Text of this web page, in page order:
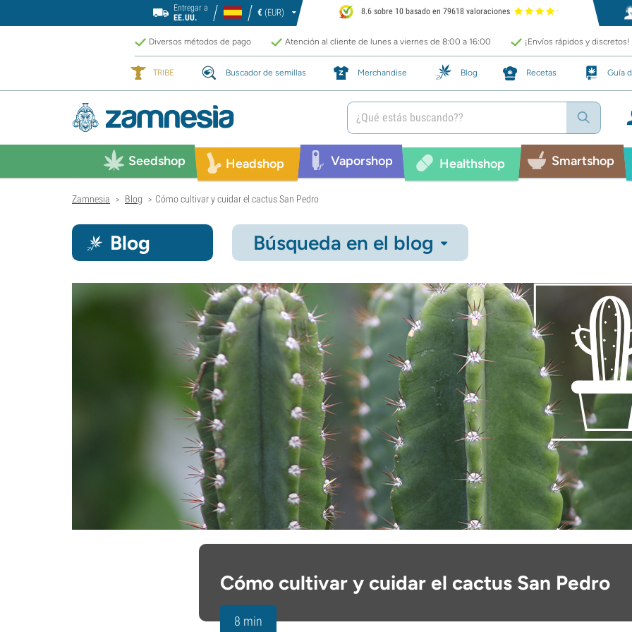
Entregar a
EE.UU.
€ (EUR) 8.6 sobre 10 basado en 79618 valoraciones
Diversos métodos de pago Atención al cliente de lunes a viernes de 8:00 a 16:00 ¡Envíos rápidos y discretos!
TRIBE Buscador de semillas Merchandise Blog Recetas Guía
Seedshop Headshop Vaporshop Healthshop Smartshop
Zamnesia > Blog > Cómo cultivar y cuidar el cactus San Pedro
Blog Búsqueda en el blog
Cómo cultivar y cuidar el cactus San Pedro
8 min